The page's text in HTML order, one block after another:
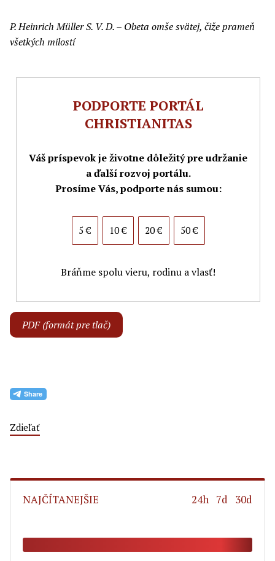
P. Heinrich Müller S. V. D. – Obeta omše svätej, čiže prameň
všetkých milostí
PODPORTE PORTÁL
CHRISTIANITAS
Váš príspevok je životne dôležitý pre udržanie
a ďalší rozvoj portálu.
Prosíme Vás, podporte nás sumou:
5 € 10 € 20 € 50 €
Bráňme spolu vieru, rodinu a vlasť!
PDF (formát pre tlač)
Zdieľať
NAJČÍTANEJŠIE 24h 7d 30d